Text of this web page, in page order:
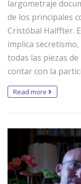
largometraje
de los principales
Cristóbal Halffter.
implica
todas las piezas
contar con la
Read more